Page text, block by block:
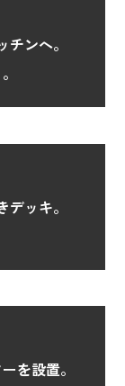
ンへ。
ッキ。
を設置。